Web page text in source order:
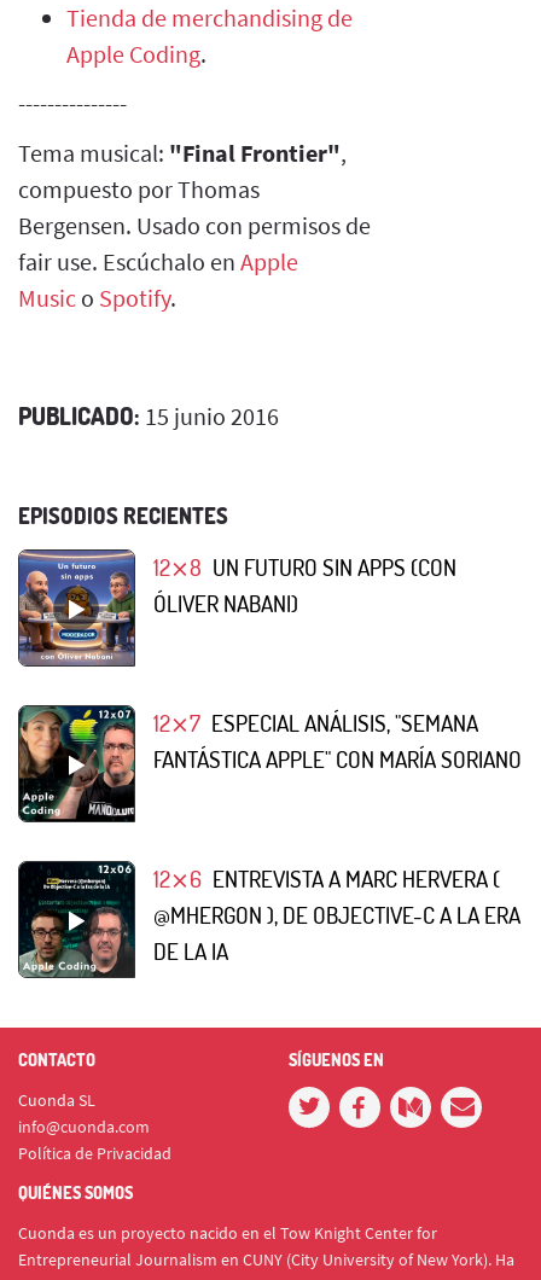
Tienda de merchandising de
Apple Coding.
---------------
Tema musical: "Final Frontier",
compuesto por Thomas
Bergensen. Usado con permisos de
fair use. Escúchalo en Apple
Music o Spotify.
PUBLICADO: 15 junio 2016
EPISODIOS RECIENTES
12⨯8 UN FUTURO SIN APPS (CON
ÓLIVER NABANI)
12⨯7 ESPECIAL ANÁLISIS, "SEMANA
FANTÁSTICA APPLE" CON MARÍA SORIANO
12⨯6 ENTREVISTA A MARC HERVERA (
@MHERGON ), DE OBJECTIVE-C A LA ERA
DE LA IA
CONTACTO
Cuonda SL
info@cuonda.com
Política de Privacidad
SÍGUENOS EN
QUIÉNES SOMOS
Cuonda es un proyecto nacido en el Tow Knight Center for
Entrepreneurial Journalism en CUNY (City University of New York). Ha